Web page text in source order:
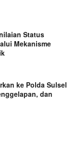
Status
Mekanisme
ke Polda Sulsel
dan